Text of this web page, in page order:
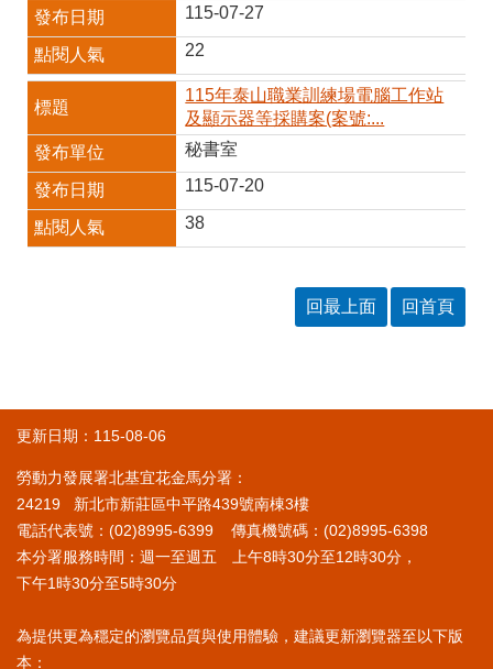
資
115-07-27
22
115年泰山職業訓練場電腦工作站
及顯示器等採購案(案號:...
秘書室
115-07-20
38
回最上面 回首頁
更新日期：115-08-06
勞動力發展署北基宜花金馬分署：
24219 新北市新莊區中平路439號南棟3樓
電話代表號：(02)8995-6399 傳真機號碼：(02)8995-6398
本分署服務時間：週一至週五 上午8時30分至12時30分，
下午1時30分至5時30分
為提供更為穩定的瀏覽品質與使用體驗，建議更新瀏覽器至以下版
本：